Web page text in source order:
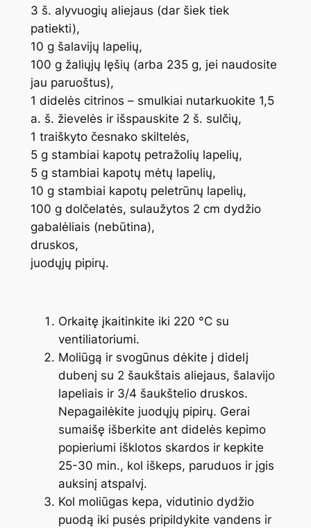
3 š. alyvuogių aliejaus (dar šiek tiek
patiekti),
10 g šalavijų lapelių,
100 g žaliųjų lęšių (arba 235 g, jei naudosite
jau paruoštus),
1 didelės citrinos – smulkiai nutarkuokite 1,5
a. š. žievelės ir išspauskite 2 š. sulčių,
1 traiškyto česnako skiltelės,
5 g stambiai kapotų petražolių lapelių,
5 g stambiai kapotų mėtų lapelių,
10 g stambiai kapotų peletrūnų lapelių,
100 g dolčelatės, sulaužytos 2 cm dydžio
gabalėliais (nebūtina),
druskos,
juodųjų pipirų.
Orkaitę įkaitinkite iki 220 °C su
ventiliatoriumi.
Moliūgą ir svogūnus dėkite į didelį
dubenį su 2 šaukštais aliejaus, šalavijo
lapeliais ir 3/4 šaukštelio druskos.
Nepagailėkite juodųjų pipirų. Gerai
sumaišę išberkite ant didelės kepimo
popieriumi išklotos skardos ir kepkite
25-30 min., kol iškeps, paruduos ir įgis
auksinį atspalvį.
Kol moliūgas kepa, vidutinio dydžio
puodą iki pusės pripildykite vandens ir